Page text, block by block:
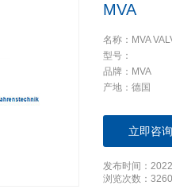
MVA
名称：MVA
型号：
品牌：MVA
产地：德国
立即咨询
发布时间：
浏览次数：3260